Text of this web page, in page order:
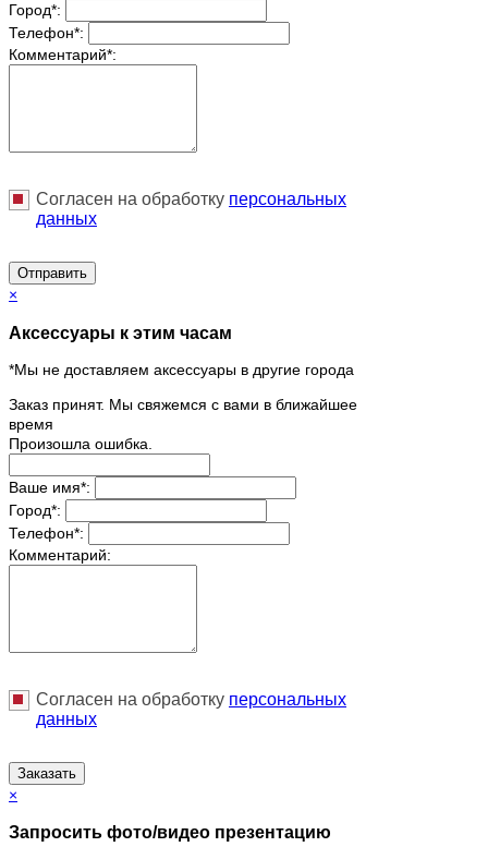
Город*:
Телефон*:
Комментарий*:
Согласен на обработку персональныx
данных
Отправить
×
Аксессуары к этим часам
*Мы не доставляем аксессуары в другие города
Заказ принят. Мы свяжемся с вами в ближайшее
время
Произошла ошибка.
Ваше имя*:
Город*:
Телефон*:
Комментарий:
Согласен на обработку персональныx
данных
Заказать
×
Запросить фото/видео презентацию